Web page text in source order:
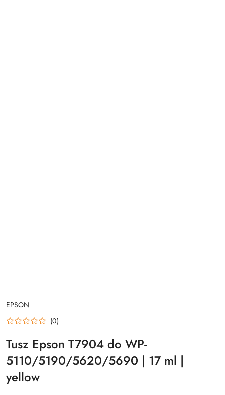
NAZWA
PRODUCENTA:
EPSON
(0)
Tusz Epson T7904 do WP-
5110/5190/5620/5690 | 17 ml |
yellow